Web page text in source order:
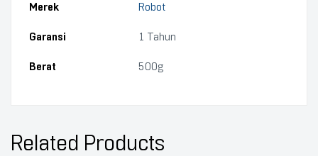
Merek Robot
Garansi 1 Tahun
Berat 500g
Related Products